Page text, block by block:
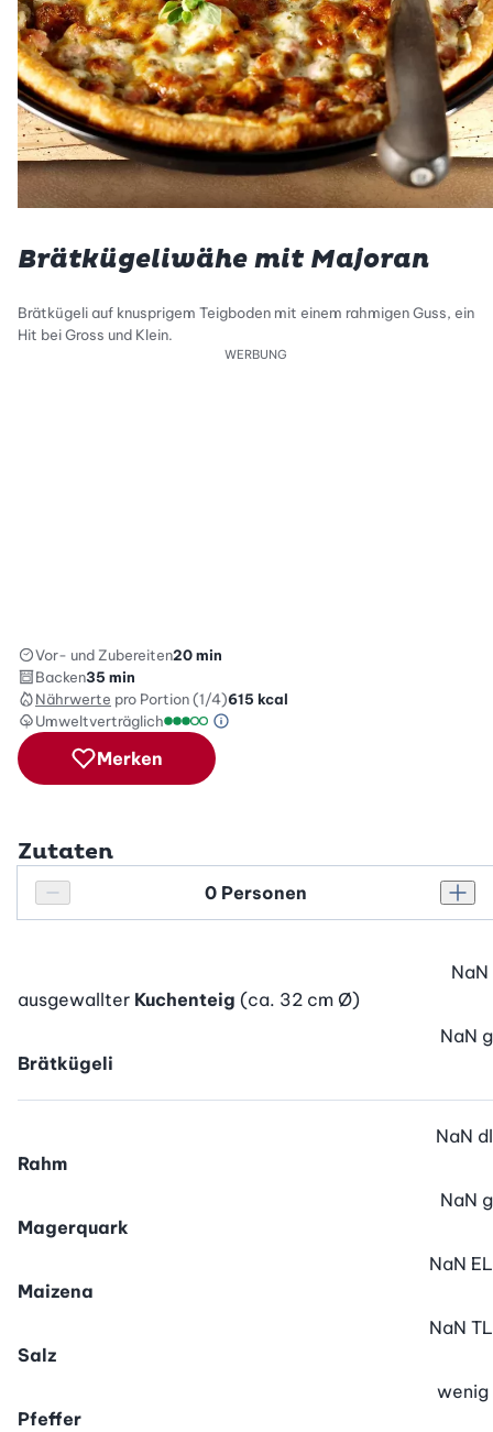
Brätkügeliwähe mit Majoran
Brätkügeli auf knusprigem Teigboden mit einem rahmigen Guss, ein
Hit bei Gross und Klein.
WERBUNG
Vor- und Zubereiten20 min
Backen35 min
Nährwerte pro Portion (1/4)615 kcal
Umweltverträglich
Umweltverträglichkeitsskala: 3 von 5
Green Betty Skala Info
Merken
Zutaten
Personenanzahl verringern
Personenanzahl
ausgewallter Kuchenteig (ca. 32 cm Ø)
NaN
Brätkügeli
NaN g
Rahm
NaN dl
Magerquark
NaN g
Maizena
NaN EL
Salz
NaN TL
Pfeffer
wenig